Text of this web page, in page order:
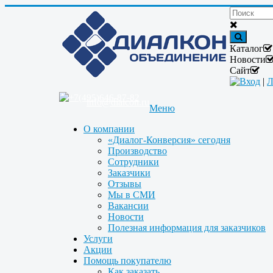
Каталог
Новости
Сайт
Вход |
Меню
О компании
«Диалог-Конверсия» сегодня
Производство
Сотрудники
Заказчики
Отзывы
Мы в СМИ
Вакансии
Новости
Полезная информация для заказчиков
Услуги
Акции
Помощь покупателю